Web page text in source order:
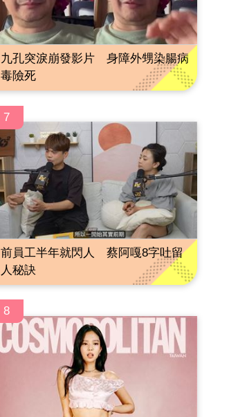
九孔突淚崩發影片 身障外甥染腸病
毒險死
7
前員工半年就閃人 蔡阿嘎8字吐留
人秘訣
8